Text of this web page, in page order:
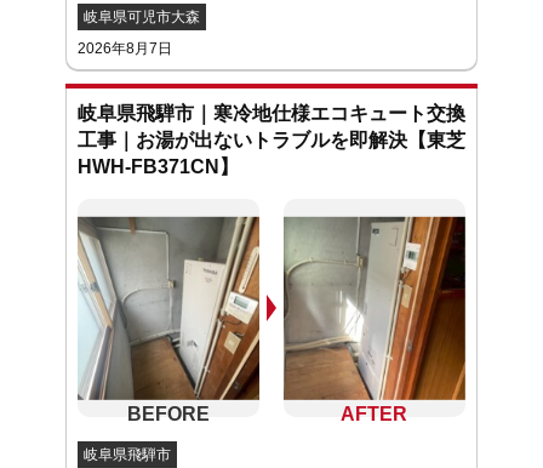
岐阜県可児市大森
2026年8月7日
岐阜県飛騨市｜寒冷地仕様エコキュート交換
工事｜お湯が出ないトラブルを即解決【東芝
HWH-FB371CN】
岐阜県飛騨市